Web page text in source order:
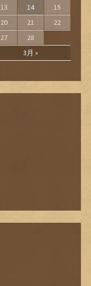
3月 »
13 14
15
20 21
22
27 28